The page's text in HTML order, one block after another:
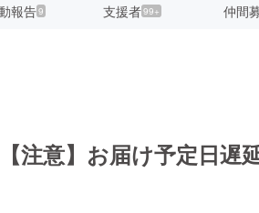
報告9 支援者99+ 仲間
【注意】お届け予定日遅